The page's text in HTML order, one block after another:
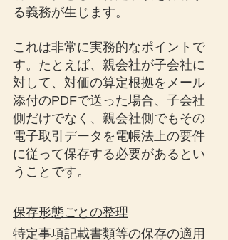
る義務が生じます。
これは非常に実務的なポイントで
す。たとえば、親会社が子会社に
対して、対価の算定根拠をメール
添付のPDFで送った場合、子会社
側だけでなく、親会社側でもその
電子取引データを電帳法上の要件
に従って保存する必要があるとい
うことです。
保存形態ごとの整理
特定事項記載書類等の保存の適用